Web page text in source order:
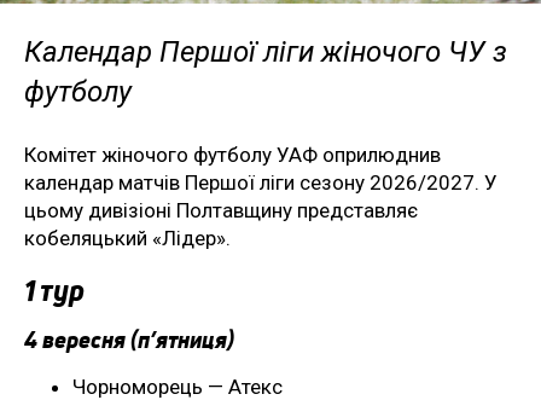
Календар Першої ліги жіночого ЧУ з
футболу
Комітет жіночого футболу УАФ оприлюднив
календар матчів Першої ліги сезону 2026/2027. У
цьому дивізіоні Полтавщину представляє
кобеляцький «Лідер».
1 тур
4 вересня (п’ятниця)
Чорноморець — Атекс